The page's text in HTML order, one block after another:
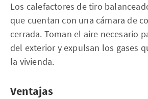
Los calefactores de tiro
que cuentan con una cámara de
cerrada. Toman el aire necesario
del exterior y expulsan los gases
la vivienda.
Ventajas